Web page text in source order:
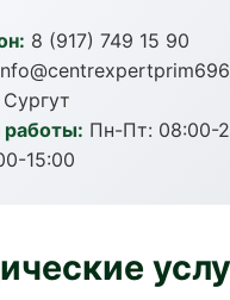
8 (917) 749 15 90
Сургут
Пн-Пт: 08:00-
15:00